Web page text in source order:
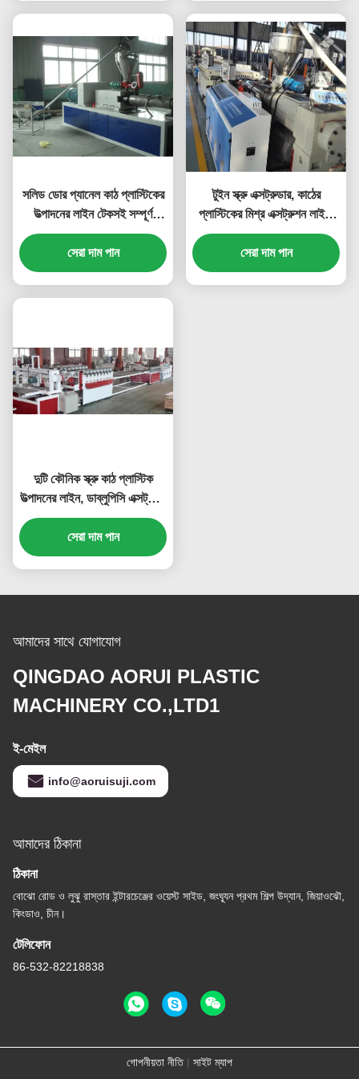
সলিড ডোর প্যানেল কাঠ প্লাস্টিকের
উত্পাদনের লাইন টেকসই সম্পূর্ণ
স্বয়ংক্রিয়
সেরা দাম পান
টুইন স্ক্রু এক্সট্রুডার, কাঠের
প্লাস্টিকের মিশ্র এক্সট্রুশন লাইন,
ডাব্লুপিসি ফোম বোর্ড মেশিন
সেরা দাম পান
দুটি কৌনিক স্ক্রু কাঠ প্লাস্টিক
উত্পাদনের লাইন, ডাব্লুপিসি এক্সট্রুশন
যন্ত্রপাতি inery
সেরা দাম পান
আমাদের সাথে যোগাযোগ
QINGDAO AORUI PLASTIC
MACHINERY CO.,LTD1
ই-মেইল
info@aoruisuji.com
আমাদের ঠিকানা
ঠিকানা
বোঝো রোড ও লুঝু রাস্তার ইন্টারচেঞ্জের ওয়েস্ট সাইড, জংঘ্যূন প্রথম শিল্প উদ্যান, জিয়াওঝৌ,
কিংডাও, চীন।
টেলিফোন
86-532-82218838
গোপনীয়তা নীতি| সাইট ম্যাপ